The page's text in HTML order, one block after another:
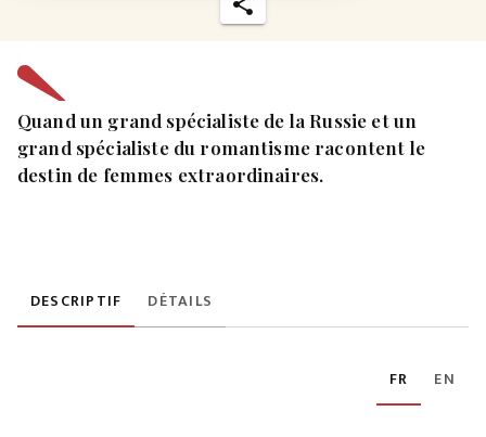
Quand un grand spécialiste de la Russie et un
grand spécialiste du romantisme racontent le
destin de femmes extraordinaires.
DESCRIPTIF DÉTAILS
FR EN